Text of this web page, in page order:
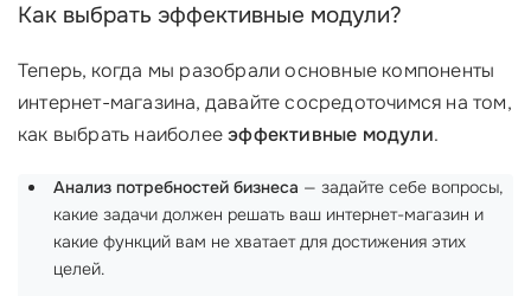
Как выбрать эффективные модули?
Теперь, когда мы разобрали основные компоненты
интернет-магазина, давайте сосредоточимся на том,
как выбрать наиболееэффективные модули.
Анализ потребностей бизнеса — задайте себе вопросы,
какие задачи должен решать ваш интернет-магазин и
какие функций вам не хватает для достижения этих
целей.